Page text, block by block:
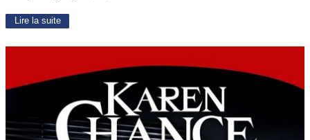
Lire la suite